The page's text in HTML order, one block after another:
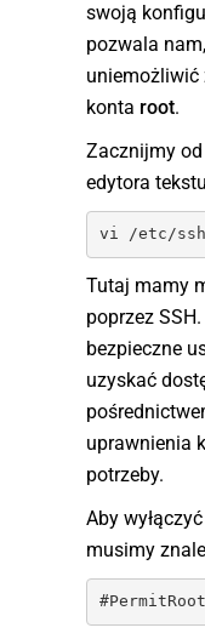
swoją
pozwala
uniemożliwić
konta root.
Zacznijmy
edytora
vi /etc/
Tutaj mamy
poprzez
bezpieczne
uzyskać
uprawnienia
potrzeby.
Aby
musimy